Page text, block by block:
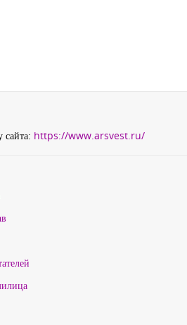
сайта: https://www.arsvest.ru/